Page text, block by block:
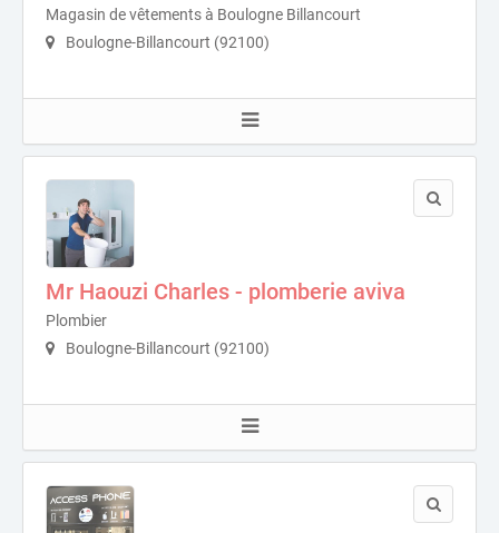
Magasin de vêtements à Boulogne Billancourt
Boulogne-Billancourt (92100)
Mr Haouzi Charles - plomberie aviva
Plombier
Boulogne-Billancourt (92100)